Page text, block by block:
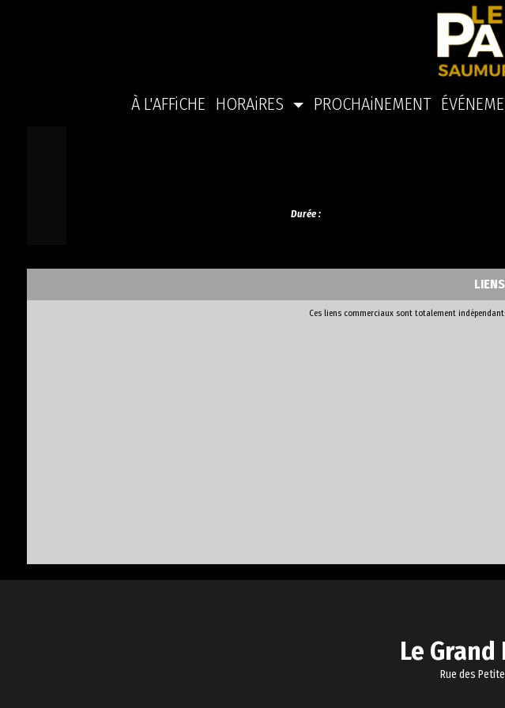
À L'AFFiCHE HORAiRES PROCHAiNEMENT
Durée :
Ces liens commerciaux sont totalement
Le Grand
Rue des